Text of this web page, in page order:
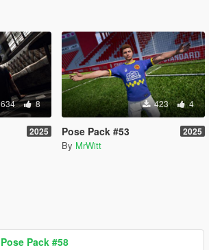
634 8
2025
423 4
Pose Pack #53 2025
By MrWitt
Pose Pack #58